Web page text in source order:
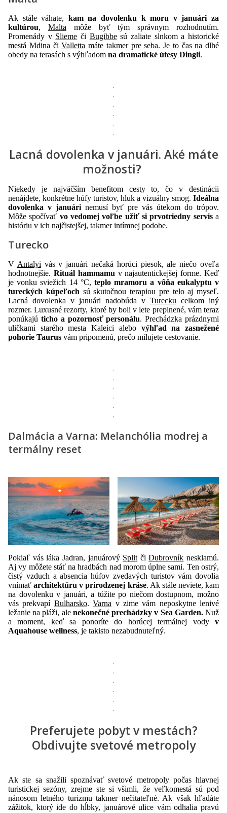
Ak stále váhate, kam na dovolenku k moru v januári za
kultúrou, Malta môže byť tým správnym rozhodnutím.
Promenády v Slieme či Bugibbesú zaliate slnkom a historické
mestá Mdina čiValletta máte takmer pre seba. Je to čas na dlhé
obedy na terasách s výhľadom na dramatické útesy Dingli.
Lacná dovolenka v januári. Aké máte
možnosti?
Niekedy je najväčším benefitom cesty to, čo v destinácii
nenájdete, konkrétne húfy turistov, hluk a vizuálny smog. Ideálna
dovolenka v januári nemusí byť pre vás útekom do trópov.
Môže spočívať vo vedomej voľbe užiť si prvotriedny servisa
históriu v ich najčistejšej, takmer intímnej podobe.
Turecko
V Antalyi vás v januári nečaká horúci piesok, ale niečo oveľa
hodnotnejšie. Rituál hammamu v najautentickejšej forme. Keď
je vonku sviežich 14 °C, teplo mramoru a vôňa eukalyptu v
tureckých kúpeľoch sú skutočnou terapiou pre telo aj myseľ.
Lacná dovolenka v januári nadobúda v Turecku celkom iný
rozmer. Luxusné rezorty, ktoré by boli v lete preplnené, vám teraz
ponúkajú ticho a pozornosť personálu. Prechádzka prázdnymi
uličkami starého mesta Kaleici alebo výhľad na zasnežené
pohorie Taurus vám pripomenú, prečo milujete cestovanie.
Dalmácia a Varna: Melanchólia modrej a
termálny reset
Pokiaľ vás láka Jadran, januárový Split čiDubrovník nesklamú.
Aj vy môžete stáť na hradbách nad morom úplne sami. Ten ostrý,
čistý vzduch a absencia húfov zvedavých turistov vám dovolia
vnímaťarchitektúru v prirodzenej kráse. Ak stále neviete, kam
na dovolenku v januári, a túžite po niečom dostupnom, možno
vás prekvapí Bulharsko.Varna v zime vám neposkytne lenivé
ležanie na pláži, alenekonečné prechádzky v Sea Garden.Nuž
a moment, keď sa ponoríte do horúcej termálnej vody v
Aquahouse wellness, je takisto nezabudnuteľný.
Preferujete pobyt v mestách?
Obdivujte svetové metropoly
Ak ste sa snažili spoznávať svetové metropoly počas hlavnej
turistickej sezóny, zrejme ste si všimli, že veľkomestá sú pod
nánosom letného turizmu takmer nečitateľné. Ak však hľadáte
zážitok, ktorý ide do hĺbky, januárové ulice vám odhalia pravú